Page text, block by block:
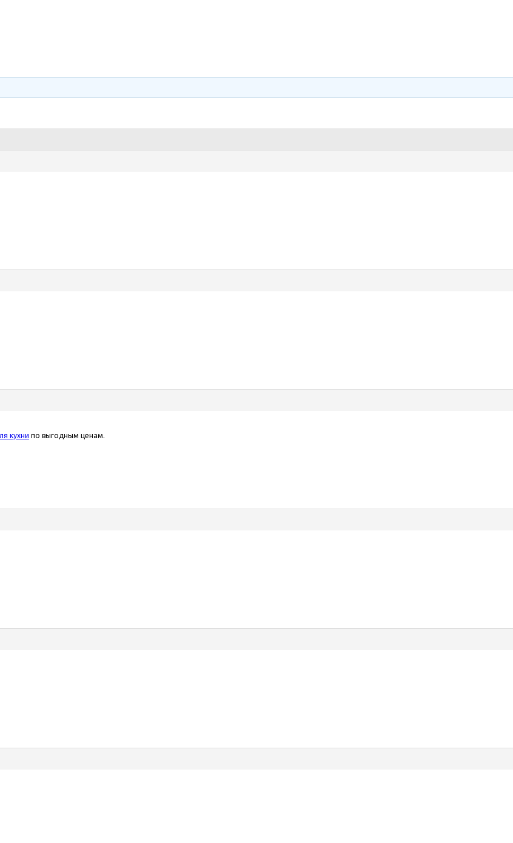
кухни по выгодным ценам.